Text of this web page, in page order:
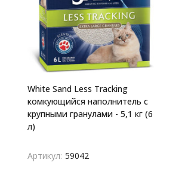
White Sand Less Tracking
комкующийся наполнитель с
крупными гранулами - 5,1 кг (6
л)
Артикул: 59042